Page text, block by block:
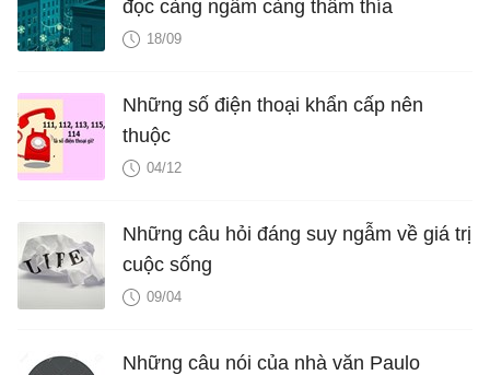
đọc càng ngẫm càng thấm thía
18/09
Những số điện thoại khẩn cấp nên
thuộc
04/12
Những câu hỏi đáng suy ngẫm về giá trị
cuộc sống
09/04
Những câu nói của nhà văn Paulo